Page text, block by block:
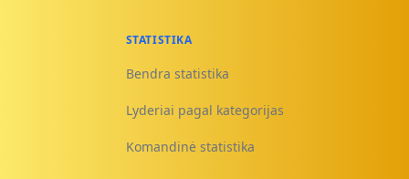
STATISTIKA
Bendra statistika
Lyderiai pagal kategorijas
Komandinė statistika